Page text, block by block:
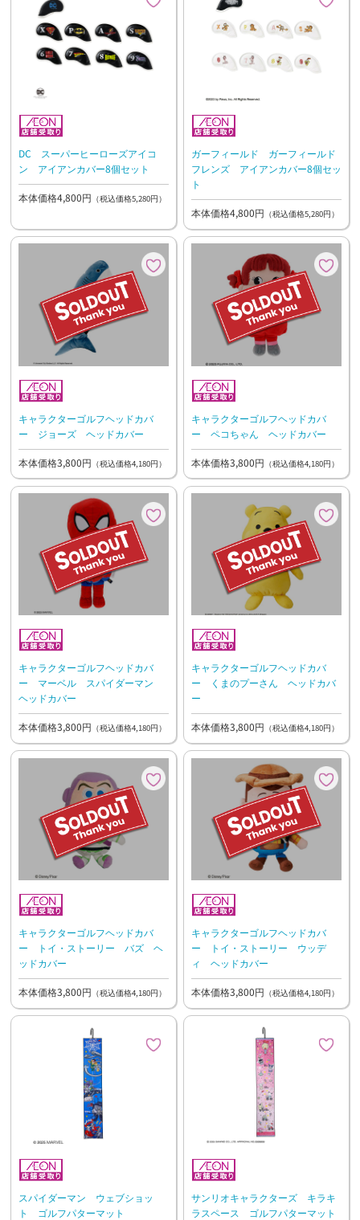
DC スーパーヒーローズアイコ
ン アイアンカバー8個セット
本体価格4,800円 （税込価格5,280円）
ガーフィールド ガーフィールド
フレンズ アイアンカバー8個セッ
ト
本体価格4,800円 （税込価格5,280円）
キャラクターゴルフヘッドカバ
ー ジョーズ ヘッドカバー
本体価格3,800円 （税込価格4,180円）
キャラクターゴルフヘッドカバ
ー ペコちゃん ヘッドカバー
本体価格3,800円 （税込価格4,180円）
キャラクターゴルフヘッドカバ
ー マーベル スパイダーマン
ヘッドカバー
本体価格3,800円 （税込価格4,180円）
キャラクターゴルフヘッドカバ
ー くまのプーさん ヘッドカバ
ー
本体価格3,800円 （税込価格4,180円）
キャラクターゴルフヘッドカバ
ー トイ・ストーリー バズ ヘ
ッドカバー
本体価格3,800円 （税込価格4,180円）
キャラクターゴルフヘッドカバ
ー トイ・ストーリー ウッデ
ィ ヘッドカバー
本体価格3,800円 （税込価格4,180円）
スパイダーマン ウェブショッ
ト ゴルフパターマット
サンリオキャラクターズ キラキ
ラスペース ゴルフパターマット